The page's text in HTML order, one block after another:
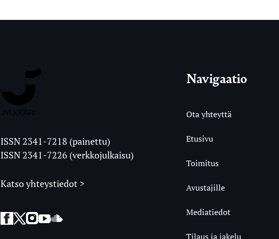
Ylioppilaslehti
ISSN 2341-7218 (painettu)
ISSN 2341-7226 (verkkojulkaisu)
Katso yhteystiedot >
Facebook
Twitter
Instagram
YouTubeSoundCloud
Navigaatio
Ota yhteyttä
Etusivu
Toimitus
Avustajille
Mediatiedot
Tilaus ja jakelu